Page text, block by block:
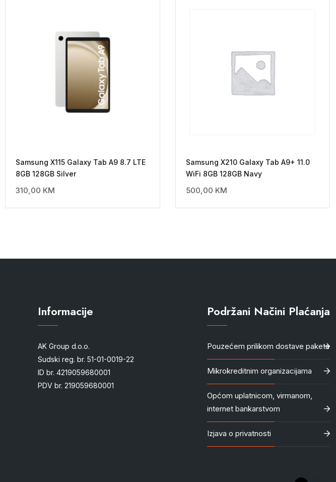
Samsung X115 Galaxy Tab A9 8.7 LTE
8GB 128GB Silver
310,00 KM
Samsung X210 Galaxy Tab A9+ 11.0
WiFi 8GB 128GB Navy
500,00 KM
Informacije
AK Group d.o.o.
Sudski reg. br. 51-01-0019-22
ID br. 4219059680001
PDV br. 219059680001
Podržani Načini Plaćanja
Pouzećem prilikom dostave paketa
Mikrokreditnim organizacijama
Općom uplatnicom, virmanom,
internet bankarstvom
Izjava o privatnosti